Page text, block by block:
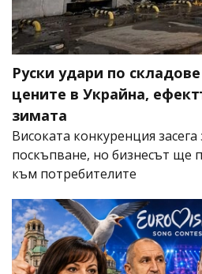
Руски удари по
цените в Украйна,
зимата
Високата конкуренция
поскъпване, но бизнесът ще
към потребителите